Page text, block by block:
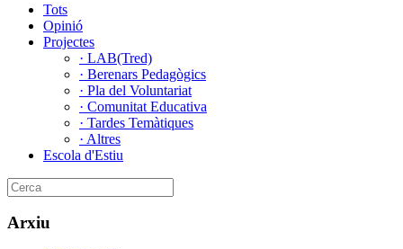
Tots
Opinió
Projectes
· LAB(Tred)
· Berenars Pedagògics
· Pla del Voluntariat
· Comunitat Educativa
· Tardes Temàtiques
· Altres
Escola d'Estiu
Arxiu